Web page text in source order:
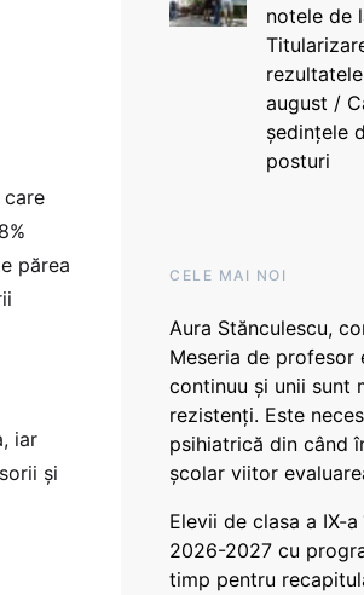
părea
iar
și
notele de
august /
ședințele
posturi
CELE MAI NOI
Aura Stănculescu,
Meseria de profesor
continuu și unii sunt
rezistenți. Este
psihiatrică din când
școlar viitor
Elevii de clasa a IX-
2026-2027 cu
timp pentru